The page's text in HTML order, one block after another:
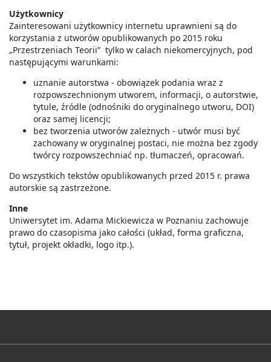
Użytkownicy
Zainteresowani użytkownicy internetu uprawnieni są do
korzystania z utworów opublikowanych po 2015 roku
„Przestrzeniach Teorii” tylko w calach niekomercyjnych, pod
następującymi warunkami:
uznanie autorstwa - obowiązek podania wraz z
rozpowszechnionym utworem, informacji, o autorstwie,
tytule, źródle (odnośniki do oryginalnego utworu, DOI)
oraz samej licencji;
bez tworzenia utworów zależnych - utwór musi być
zachowany w oryginalnej postaci, nie można bez zgody
twórcy rozpowszechniać np. tłumaczeń, opracowań.
Do wszystkich tekstów opublikowanych przed 2015 r. prawa
autorskie są zastrzeżone.
Inne
Uniwersytet im. Adama Mickiewicza w Poznaniu zachowuje
prawo do czasopisma jako całości (układ, forma graficzna,
tytuł, projekt okładki, logo itp.).